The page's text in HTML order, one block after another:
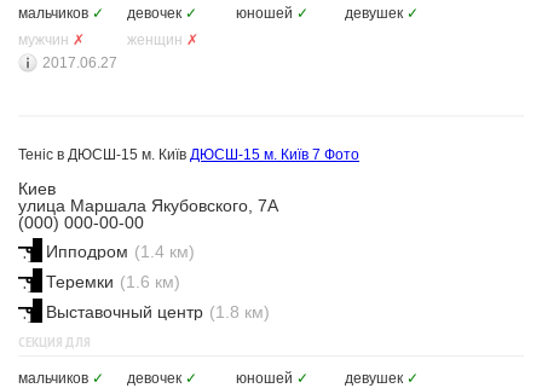
мальчиков ✓ девочек ✓ юношей ✓ девушек ✓
мужчин ✗ женщин ✗
2017.06.27
Теніс в ДЮСШ-15 м. Київ ДЮСШ-15 м. Київ 7 Фото
Киев
улица Маршала Якубовского, 7А
(000) 000-00-00
Ипподром (1.4 км)
Теремки (1.6 км)
Выставочный центр (1.8 км)
СЕКЦИЯ ДЛЯ
мальчиков ✓ девочек ✓ юношей ✓ девушек ✓